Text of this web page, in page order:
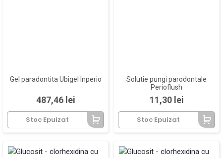
Gel paradontita Ubigel Inperio
Pret
487,46 lei
Stoc Epuizat
Solutie pungi parodontale
Perioflush
Pret
11,30 lei
Stoc Epuizat